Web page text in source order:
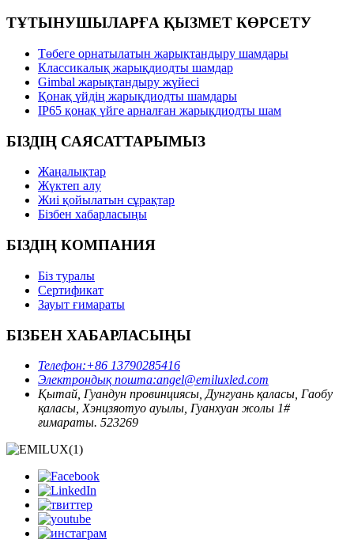
ТҰТЫНУШЫЛАРҒА ҚЫЗМЕТ КӨРСЕТУ
Төбеге орнатылатын жарықтандыру шамдары
Классикалық жарықдиодты шамдар
Gimbal жарықтандыру жүйесі
Қонақ үйдің жарықдиодты шамдары
IP65 қонақ үйге арналған жарықдиодты шам
БІЗДІҢ САЯСАТТАРЫМЫЗ
Жаңалықтар
Жүктеп алу
Жиі қойылатын сұрақтар
Бізбен хабарласыңы
БІЗДІҢ КОМПАНИЯ
Біз туралы
Сертификат
Зауыт ғимараты
БІЗБЕН ХАБАРЛАСЫҢЫ
Телефон:+86 13790285416
Электрондық пошта:angel@emiluxled.com
Қытай, Гуандун провинциясы, Дунгуань қаласы, Гаобу
қаласы, Хэнцзяотуо ауылы, Гуанхуан жолы 1#
ғимараты. 523269